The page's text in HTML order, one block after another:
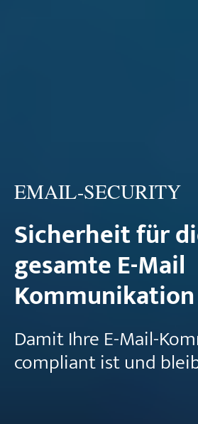
EMAIL-SECURITY
Sicherheit für
gesamte E-Mail
Kommunikation
Damit Ihre E-Mail-
compliant ist und